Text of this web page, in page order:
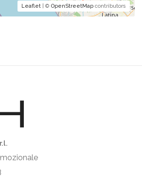
Leaflet | © OpenStreetMap contributors